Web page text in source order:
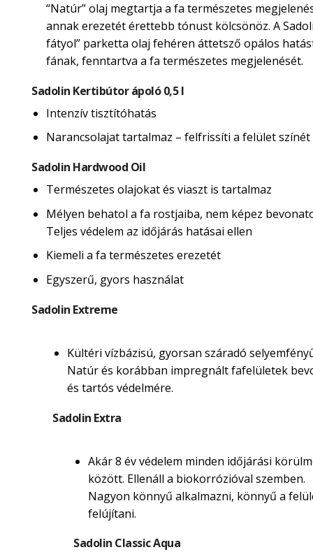
“Natúr” olaj megtartja a fa természetes
annak erezetét érettebb tónust kölcsönöz. A
fátyol” parketta olaj fehéren áttetsző opálos
fának, fenntartva a fa természetes megjelenését.
Sadolin Kertibútor ápoló 0,5 l
Intenzív tisztítóhatás
Narancsolajat tartalmaz – felfrissíti a felület színét
Sadolin Hardwood Oil
Természetes olajokat és viaszt is tartalmaz
Mélyen behatol a fa rostjaiba, nem képez
Teljes védelem az időjárás hatásai ellen
Kiemeli a fa természetes erezetét
Egyszerű, gyors használat
Sadolin Extreme
Kültéri vízbázisú, gyorsan száradó
Natúr és korábban impregnált fafelületek
és tartós védelmére.
Sadolin Extra
Akár 8 év védelem minden időjárási
között. Ellenáll a biokorrózióval szemben.
Nagyon könnyű alkalmazni, könnyű a
felújítani.
Sadolin Classic Aqua